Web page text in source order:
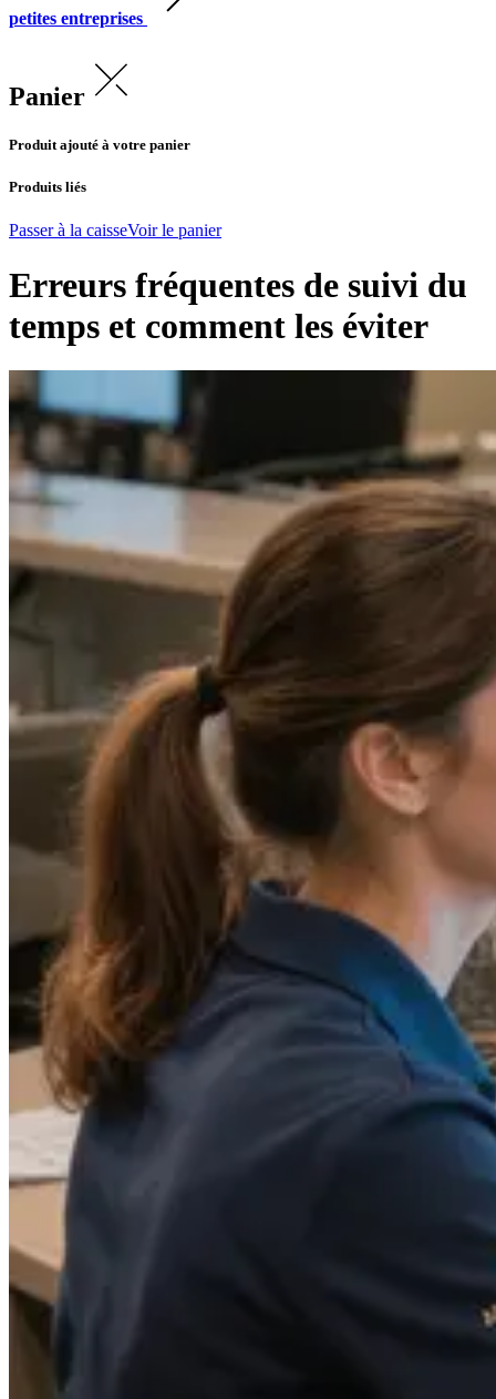
petites entreprises
Panier
Produit ajouté à votre panier
Produits liés
Passer à la caisseVoir le panier
Erreurs fréquentes de suivi du
temps et comment les éviter